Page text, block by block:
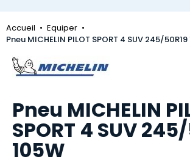
Accueil
Equiper
Pneu MICHELIN PILOT SPORT 4 SUV 245/50R19
Marque
Pneu MICHELIN
SPORT 4 SUV
105W